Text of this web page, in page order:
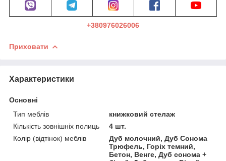
+380976026006
Приховати
Характеристики
Основні
Тип меблів
книжковий стелаж
Кількість зовнішніх полиць
4 шт.
Колір (відтінок) меблів
Дуб молочний, Дуб Сонома
Трюфель, Горіх темний,
Бетон, Венге, Дуб сонома +